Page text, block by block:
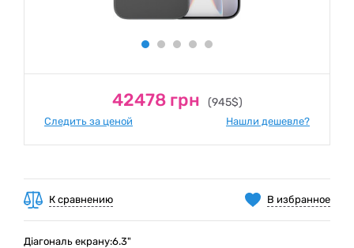
42478 грн (945$)
Следить за ценой Нашли дешевле?
В избранное
К сравнению
Діагональ екрану:6.3"